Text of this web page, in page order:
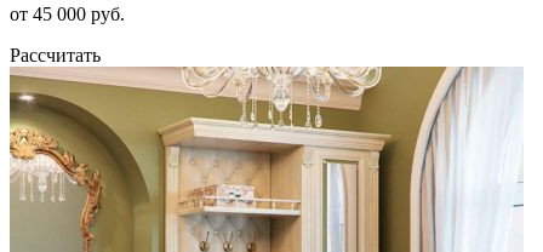
от 45 000 руб.
Рассчитать